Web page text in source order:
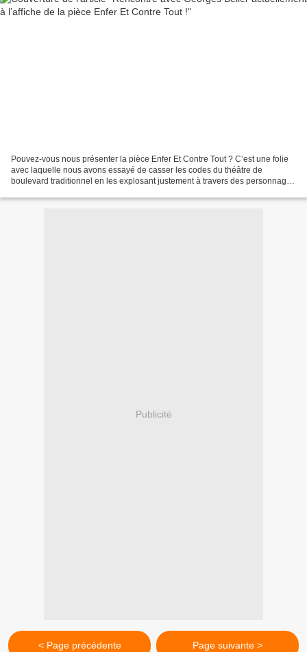
Pouvez-vous nous présenter la pièce Enfer Et Contre Tout ? C’est une folie
avec laquelle nous avons essayé de casser les codes du théâtre de
boulevard traditionnel en les explosant justement à travers des personnages
Publicité
< Page précédente Page suivante >